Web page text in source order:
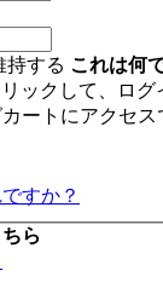
持する これは何
ックして、ログ
ートにアクセス
すか？
ら